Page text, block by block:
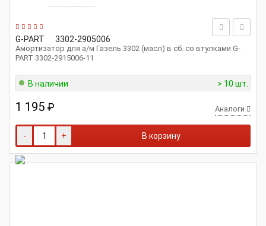
G-PART 3302-2905006
Амортизатор для а/м Газель 3302 (масл) в сб. со втулками G-
PART 3302-2915006-11
В наличии > 10 шт.
1 195 ₽ Аналоги
- + В корзину